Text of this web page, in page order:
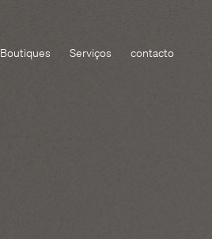
Boutiques Serviços contacto